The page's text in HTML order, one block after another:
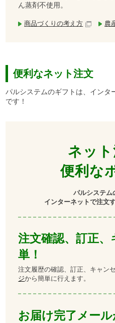
ん蒸剤不使用。
商品づくりの考え方 農
便利なネット注文
パルシステムのギフトは、インタ
です！
ネッ
便利な
パルシステム
インターネットで注文
注文確認、訂正
単！
注文履歴の確認、訂正、キャン
ジから簡単に行えます。
お届け完了メール